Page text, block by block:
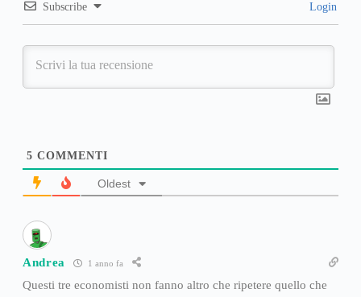
Subscribe Login
5 COMMENTI
Oldest
Andrea 1 anno fa
Questi tre economisti non fanno altro che ripetere quello che